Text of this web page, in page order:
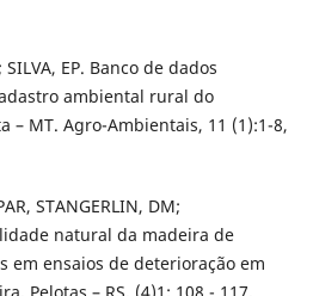
SILVA, EP. Banco de dados
ambiental rural do
– MT. Agro-Ambientais, 11 (1):1-8,
STANGERLIN, DM;
natural da madeira de
em ensaios de deterioração em